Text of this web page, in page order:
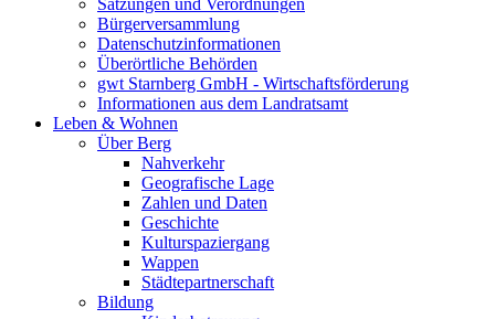
Satzungen und Verordnungen
Bürgerversammlung
Datenschutzinformationen
Überörtliche Behörden
gwt Starnberg GmbH - Wirtschaftsförderung
Informationen aus dem Landratsamt
Leben & Wohnen
Über Berg
Nahverkehr
Geografische Lage
Zahlen und Daten
Geschichte
Kulturspaziergang
Wappen
Städtepartnerschaft
Bildung